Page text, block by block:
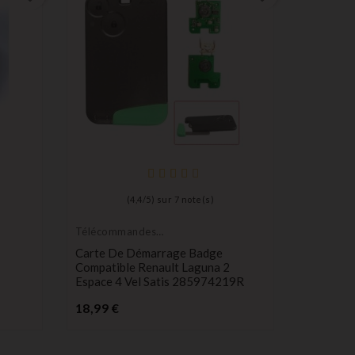
(4,4 / 5) sur 7 note(s)
Télécommandes
Carte De Démarrage Badge
Compatible Renault Laguna 2
Espace 4 Vel Satis 285974219R
18,99 €